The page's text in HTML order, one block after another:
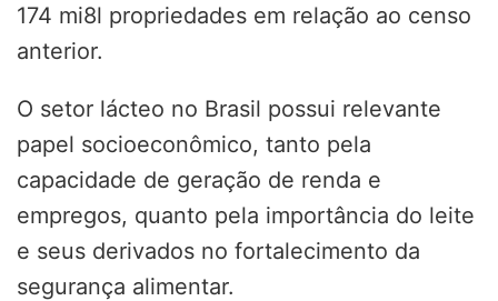
174 mi8l propriedades em relação ao censo
anterior.
O setor lácteo no Brasil possui relevante
papel socioeconômico, tanto pela
capacidade de geração de renda e
empregos, quanto pela importância do leite
e seus derivados no fortalecimento da
segurança alimentar.